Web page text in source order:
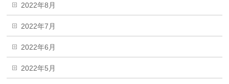
2022年8月
2022年7月
2022年6月
2022年5月